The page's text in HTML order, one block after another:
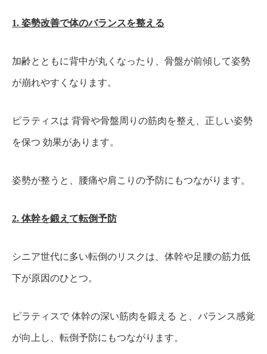
1. 姿勢改善で体のバランスを整える
加齢とともに背中が丸くなったり、骨盤が前傾して姿勢
が崩れやすくなります。
ピラティスは 背骨や骨盤周りの筋肉を整え、正しい姿勢
を保つ 効果があります。
姿勢が整うと、腰痛や肩こりの予防にもつながります。
2. 体幹を鍛えて転倒予防
シニア世代に多い転倒のリスクは、体幹や足腰の筋力低
下が原因のひとつ。
ピラティスで 体幹の深い筋肉を鍛える と、バランス感覚
が向上し、転倒予防にもつながります。